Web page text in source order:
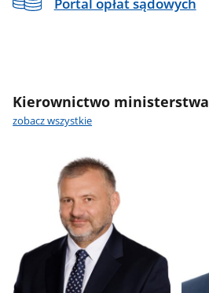
Portal opłat sądowych
Kierownictwo ministerstwa
zobacz wszystkie